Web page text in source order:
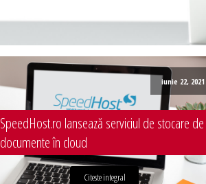
iunie 22, 2021
SpeedHost.ro lansează serviciul de stocare de
documente în cloud
Citeste integral